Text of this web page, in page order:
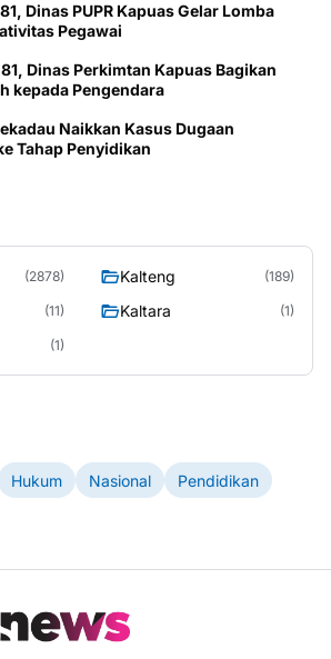
Dinas PUPR Kapuas Gelar Lomba
Pegawai
Dinas Perkimtan Kapuas Bagikan
kepada Pengendara
Naikkan Kasus Dugaan
Tahap Penyidikan
(2878) Kalteng (189)
(11) Kaltara (1)
(1)
Hukum Nasional
Pendidikan